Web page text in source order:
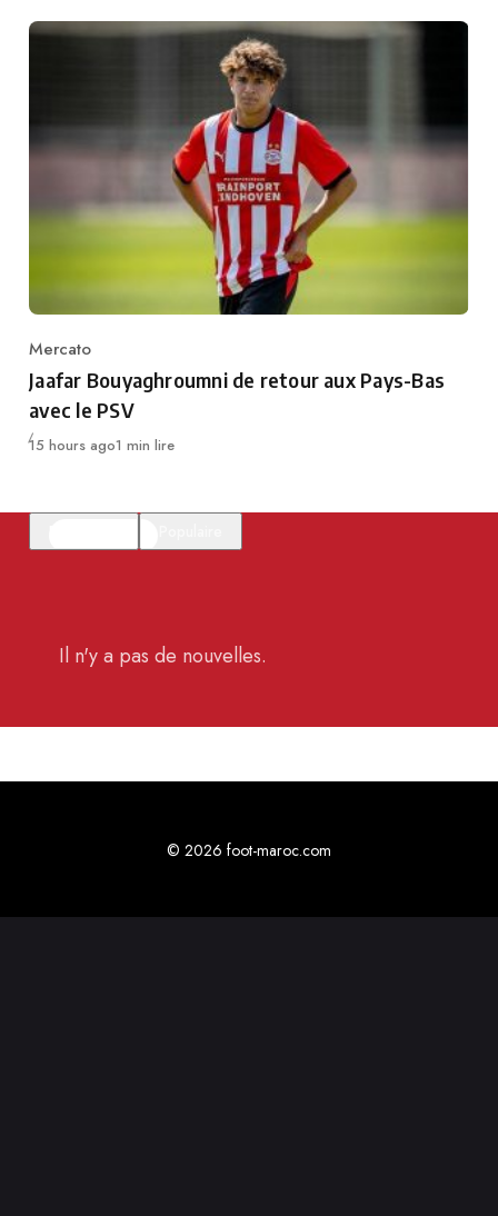
Category
Mercato
Jaafar Bouyaghroumni de retour aux Pays-Bas
avec le PSV
Publié
15 hours ago1 min lire
Il n'y a pas de nouvelles.
© 2026 foot-maroc.com